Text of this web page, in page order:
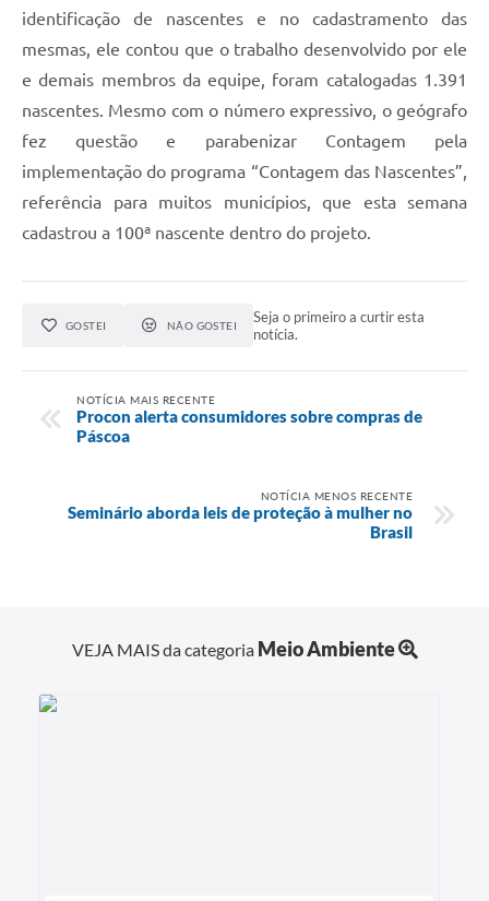
identificação de nascentes e no cadastramento das
mesmas, ele contou que o trabalho desenvolvido por ele
e demais membros da equipe, foram catalogadas 1.391
nascentes. Mesmo com o número expressivo, o geógrafo
fez questão e parabenizar Contagem pela
implementação do programa “Contagem das Nascentes”,
referência para muitos municípios, que esta semana
cadastrou a 100ª nascente dentro do projeto.
GOSTEI NÃO GOSTEI
Seja o primeiro a curtir esta
notícia.
NOTÍCIA MAIS RECENTE
Procon alerta consumidores sobre compras de
Páscoa
NOTÍCIA MENOS RECENTE
Seminário aborda leis de proteção à mulher no
Brasil
VEJA MAIS da categoria Meio Ambiente